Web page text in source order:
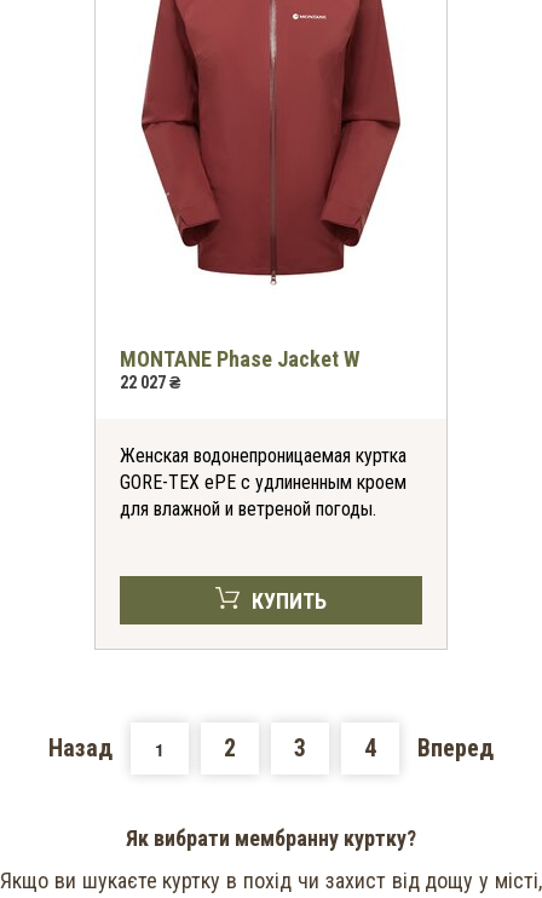
MONTANE Phase Jacket W
22 027 ₴
Женская водонепроницаемая куртка
GORE-TEX ePE с удлиненным кроем
для влажной и ветреной погоды.
КУПИТЬ
Назад 1 2 3 4 Вперед
Як вибрати мембранну куртку?
Якщо ви шукаєте куртку в похід чи захист від дощу у місті,